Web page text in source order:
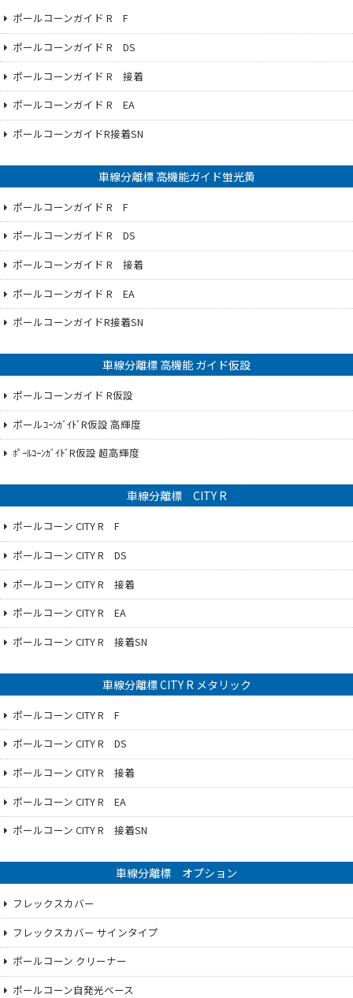
ポールコーンガイド R F
ポールコーンガイド R DS
ポールコーンガイド R 接着
ポールコーンガイド R EA
ポールコーンガイドR接着SN
車線分離標 高機能ガイド蛍光黄
ポールコーンガイド R F
ポールコーンガイド R DS
ポールコーンガイド R 接着
ポールコーンガイド R EA
ポールコーンガイドR接着SN
車線分離標 高機能 ガイド仮設
ポールコーンガイド R仮設
ポールｺｰﾝｶﾞｲﾄﾞR仮設 高輝度
ﾎﾟｰﾙｺｰﾝｶﾞｲﾄﾞR仮設 超高輝度
車線分離標 CITY R
ポールコーン CITY R F
ポールコーン CITY R DS
ポールコーン CITY R 接着
ポールコーン CITY R EA
ポールコーン CITY R 接着SN
車線分離標 CITY R メタリック
ポールコーン CITY R F
ポールコーン CITY R DS
ポールコーン CITY R 接着
ポールコーン CITY R EA
ポールコーン CITY R 接着SN
車線分離標 オプション
フレックスカバー
フレックスカバー サインタイプ
ポールコーン クリーナー
ポールコーン自発光ベース